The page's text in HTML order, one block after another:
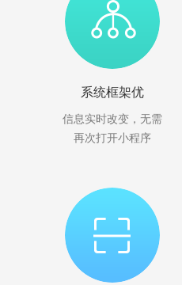
系统框架优
信息实时改变，无需
再次打开小程序